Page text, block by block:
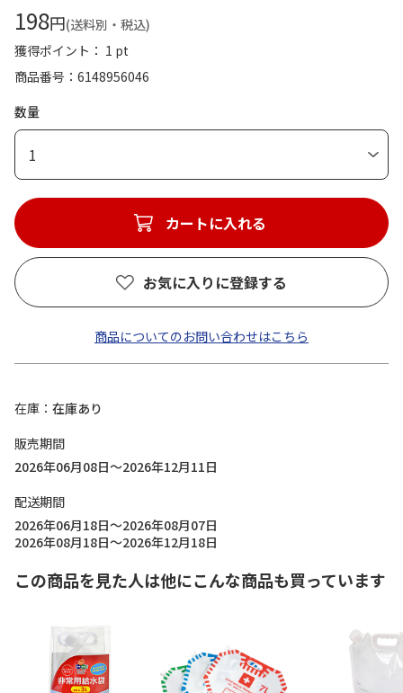
198円(送料別・税込)
獲得ポイント： 1 pt
商品番号
6148956046
数量
1
カートに入れる
お気に入りに登録する
商品についてのお問い合わせはこちら
在庫
在庫あり
販売期間
2026年06月08日～2026年12月11日
配送期間
2026年06月18日～2026年08月07日
2026年08月18日～2026年12月18日
この商品を見た人は他にこんな商品も買っています